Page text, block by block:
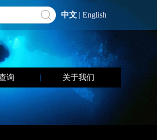
中文 | English
询 | 关于我们